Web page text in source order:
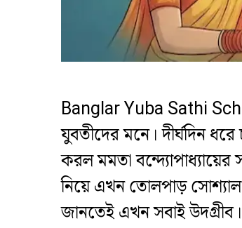
Banglar Yuba Sathi
যুবতীদের মনে। দীর্ঘদিন
করল মমতা বন্দ্যোপাধ্যায়ের
নিয়ে এখন তোলপাড় সোশ্যাল
জানতেই এখন সবাই উদগ্রীব।